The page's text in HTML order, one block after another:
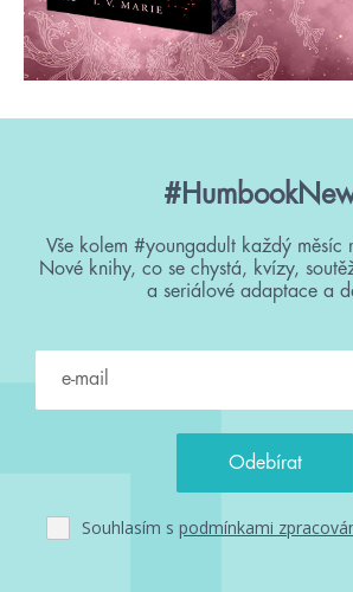
Vše kolem #youngadult každý měsíc
Nové knihy, co se chystá, kvízy,
a seriálové adaptace a
Souhlasím s podmínkami